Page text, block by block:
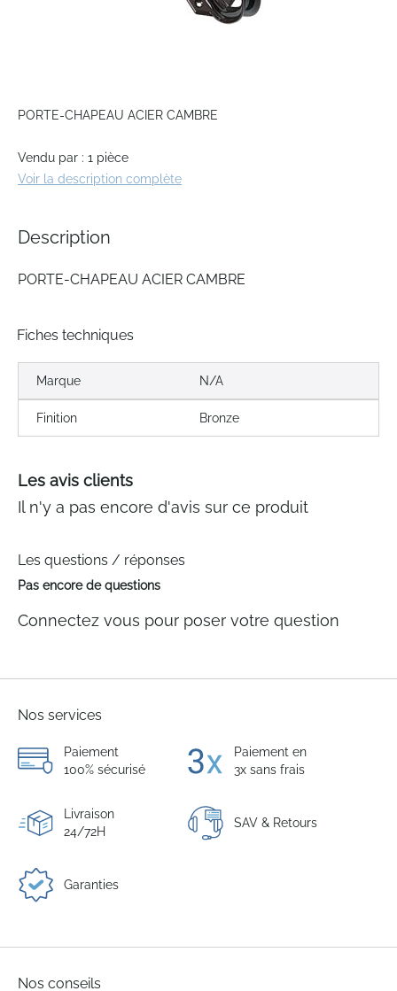
to
of
the
PORTE-CHAPEAU ACIER CAMBRE
Vendu par : 1 pièce
Voir la description complète
Description
PORTE-CHAPEAU ACIER CAMBRE
Fiches techniques
Marque N/A
Finition Bronze
Les avis clients
Il n'y a pas encore d'avis sur ce produit
Les questions / réponses
Pas encore de questions
Connectez vous pour poser votre question
Nos services
Paiement
100% sécurisé
Paiement en
3x sans frais
Livraison
24/72H
SAV & Retours
Garanties
Nos conseils